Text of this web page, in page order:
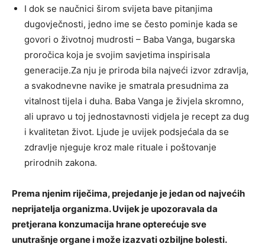
I dok se naučnici širom svijeta bave pitanjima
dugovječnosti, jedno ime se često pominje kada se
govori o životnoj mudrosti – Baba Vanga, bugarska
proročica koja je svojim savjetima inspirisala
generacije.Za nju je priroda bila najveći izvor zdravlja,
a svakodnevne navike je smatrala presudnima za
vitalnost tijela i duha. Baba Vanga je živjela skromno,
ali upravo u toj jednostavnosti vidjela je recept za dug
i kvalitetan život. Ljude je uvijek podsjećala da se
zdravlje njeguje kroz male rituale i poštovanje
prirodnih zakona.
Prema njenim riječima, prejedanje je jedan od najvećih
neprijatelja organizma. Uvijek je upozoravala da
pretjerana konzumacija hrane opterećuje sve
unutrašnje organe i može izazvati ozbiljne bolesti.